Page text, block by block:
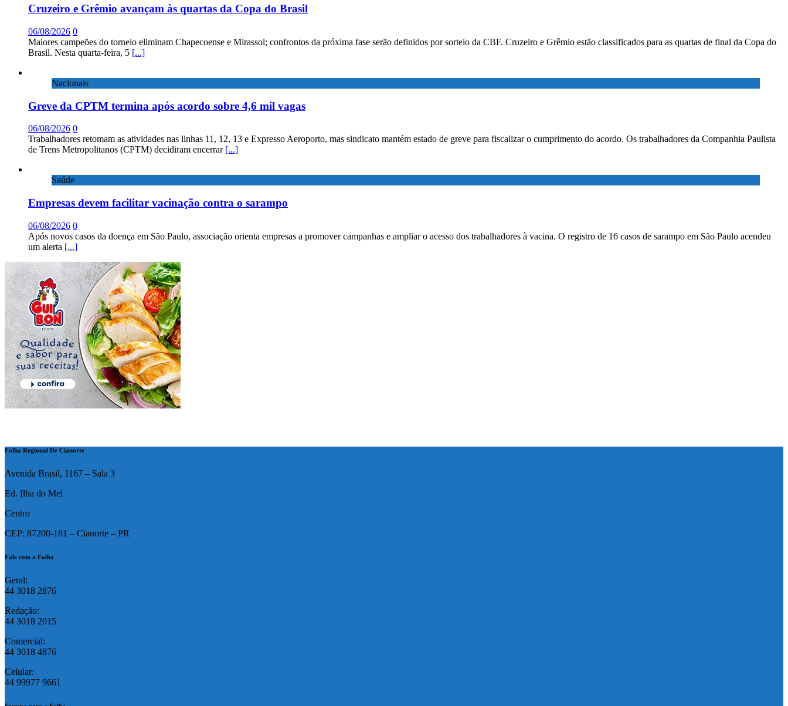
Cruzeiro e Grêmio avançam às quartas da Copa do Brasil
06/08/2026 0
Maiores campeões do torneio eliminam Chapecoense e Mirassol; confrontos da próxima fase serão definidos por sorteio da CBF. Cruzeiro e Grêmio estão classificados para as quartas de final da Copa do
Brasil. Nesta quarta-feira, 5 [...]
Nacionais
Greve da CPTM termina após acordo sobre 4,6 mil vagas
06/08/2026 0
Trabalhadores retomam as atividades nas linhas 11, 12, 13 e Expresso Aeroporto, mas sindicato mantém estado de greve para fiscalizar o cumprimento do acordo. Os trabalhadores da Companhia Paulista
de Trens Metropolitanos (CPTM) decidiram encerrar [...]
Saúde
Empresas devem facilitar vacinação contra o sarampo
06/08/2026 0
Após novos casos da doença em São Paulo, associação orienta empresas a promover campanhas e ampliar o acesso dos trabalhadores à vacina. O registro de 16 casos de sarampo em São Paulo acendeu
um alerta [...]
Folha Regional De Cianorte
Avenida Brasil, 1167 – Sala 3
Ed. Ilha do Mel
Centro
CEP: 87200-181 – Cianorte – PR
Fale com a Folha
Geral:
44 3018 2876
Redação:
44 3018 2015
Comercial:
44 3018 4876
Celular:
44 99977 9661